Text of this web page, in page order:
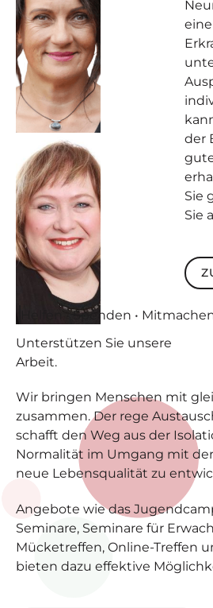
der
Sie
Sie
Zur
Helfen • Spenden •
Unterstützen Sie unsere
Arbeit.
Wir bringen Menschen mit
zusammen. Der rege
schafft den Weg aus der
Normalität im Umgang mit
neue Lebensqualität zu
Angebote wie das
Seminare, Seminare für
Mücketreffen, Online-Treffen
bieten dazu effektive